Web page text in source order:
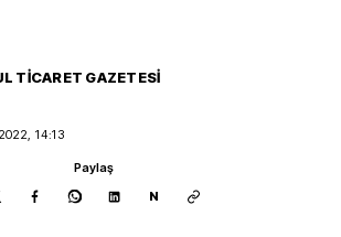
TICARET GAZETESI
14:13
Paylaş
N